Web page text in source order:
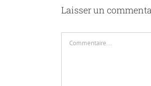
Laisser un